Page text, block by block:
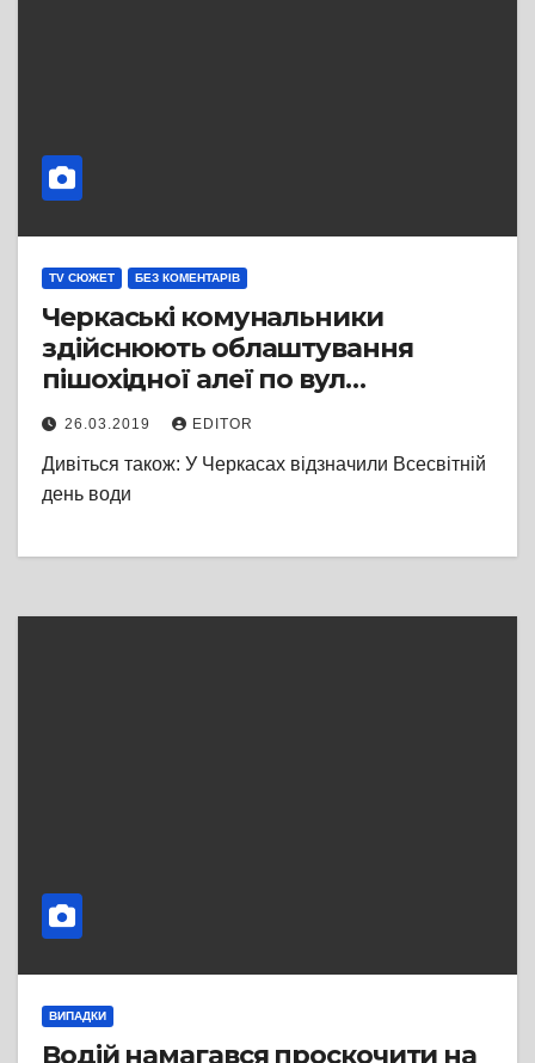
TV СЮЖЕТ БЕЗ КОМЕНТАРІВ
Черкаські комунальники
здійснюють облаштування
пішохідної алеї по вул
Пастерівській
26.03.2019 EDITOR
Дивіться також: У Черкасах відзначили Всесвітній
день води
ВИПАДКИ
Водій намагався проскочити на